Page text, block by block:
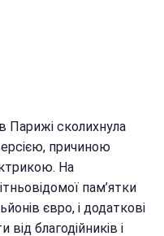
Парижі сколихнула
причиною
На
пам’ятки
євро, і додаткові
благодійників і